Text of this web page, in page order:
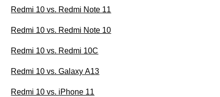
Redmi 10 vs. Redmi Note 11
Redmi 10 vs. Redmi Note 10
Redmi 10 vs. Redmi 10C
Redmi 10 vs. Galaxy A13
Redmi 10 vs. iPhone 11